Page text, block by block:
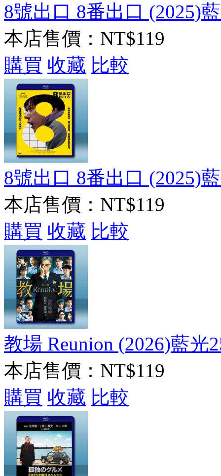
8號出口 8番出口 (2025)
本店售價： NT$119
購買 收藏 比較
8號出口 8番出口 (2025)
本店售價： NT$119
購買 收藏 比較
教場 Reunion (2026)藍光
本店售價： NT$119
購買 收藏 比較